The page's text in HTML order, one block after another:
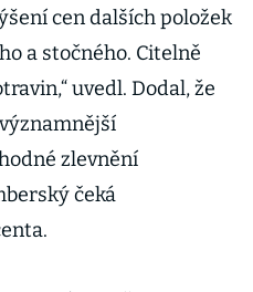
cen dalších položek
a stočného. Citelně
uvedl. Dodal, že
zlevnění
čeká